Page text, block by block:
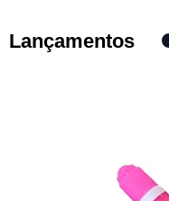
Lançamentos